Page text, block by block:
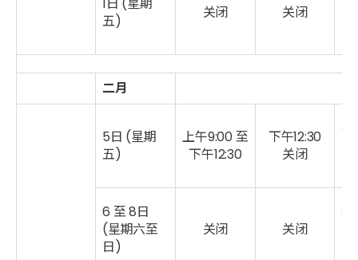
五) 关闭 关闭
二月
5日 (星期
五)
上午9:00 至
下午12:30
下午12:30
关闭
每
6 至 8日
(星期六至
日)
关闭 关闭
每